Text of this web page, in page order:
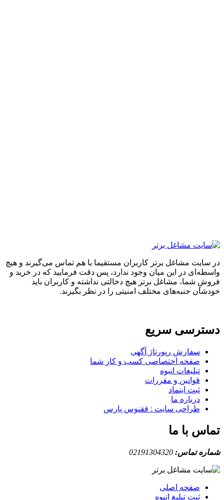
مشاغل برتر کاربران مستقیما با هم تماس می‌گیرند و هیچ
در این میان وجود ندارد، پس دقت فرمایید که در خرید و
شما، مشاغل برتر هیچ دخالتی نداشته و کاربران باید
جنبه‌های مختلف امنیتی را در نظر بگیرند.
سریع
سفارش رپورتاژ آگهی
صفحه اختصاصی کسب و کار شما
تبلیغات انبوه
قوانین و مقررات
ثبت اینماد
درباره ما
طراحی سایت : ققنوس پارس
با ما
تماس:02191304320
صفحه اصلی
ثبت تبلیغ انبوه